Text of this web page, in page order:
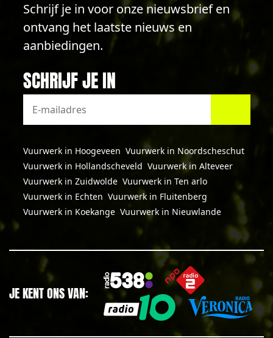
Schrijf je in voor onze nieuwsbrief en
ontvang het laatste nieuws en
aanbiedingen.
SCHRIJF JE IN
Vuurwerk in Hoogeveen Vuurwerk in Noordscheschut
Vuurwerk in Hollandscheveld Vuurwerk in Alteveer
Vuurwerk in Zuidwolde Vuurwerk in Ten arlo
Vuurwerk in Echten Vuurwerk in Fluitenberg
Vuurwerk in Koekange Vuurwerk in Nieuwlande
JE KENT ONS VAN: